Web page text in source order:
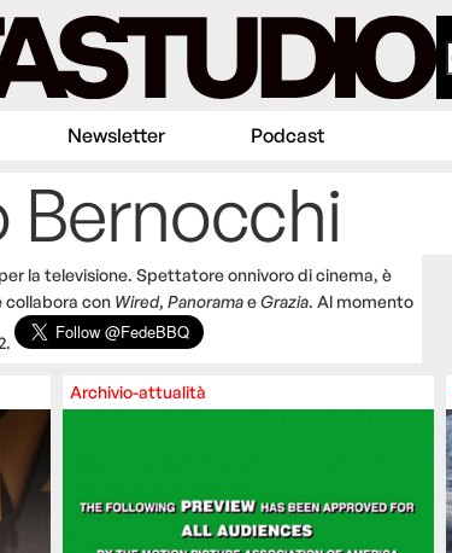
Newsletter Podcast
Bernocchi
la televisione. Spettatore onnivoro di cinema, è
collabora con Wired, PanoramaeGrazia. Al momento
Archivio-attualità